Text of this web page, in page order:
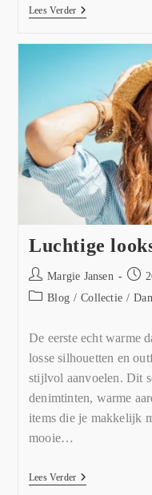
Lees Verder
Luchtige
Margie Jansen
Blog / Collectie /
De eerste echt warme
losse silhouetten en
stijlvol aanvoelen. Dit
denimtinten, warme
items die je makkelijk
mooie…
Lees Verder